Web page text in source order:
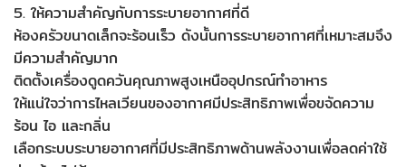
5. ให้ความสำคัญกับการระบายอากาศที่ดี
ห้องครัวขนาดเล็กจะร้อนเร็ว ดังนั้นการระบายอากาศที่เหมาะสมจึง
มีความสำคัญมาก
ติดตั้งเครื่องดูดควันคุณภาพสูงเหนืออุปกรณ์ทำอาหาร
ให้แน่ใจว่าการไหลเวียนของอากาศมีประสิทธิภาพเพื่อขจัดความ
ร้อน ไอ และกลิ่น
เลือกระบบระบายอากาศที่มีประสิทธิภาพด้านพลังงานเพื่อลดค่าใช้